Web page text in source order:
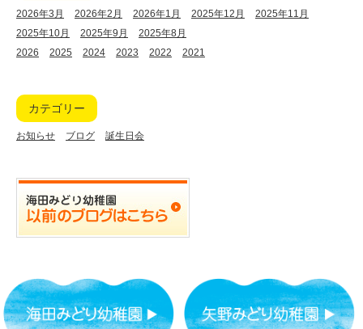
2026年3月 2026年2月 2026年1月 2025年12月
2025年11月
2025年10月
2025年9月
2025年8月
2026
2025 2024 2023 2022 2021
カテゴリー
お知らせ ブログ 誕生日会